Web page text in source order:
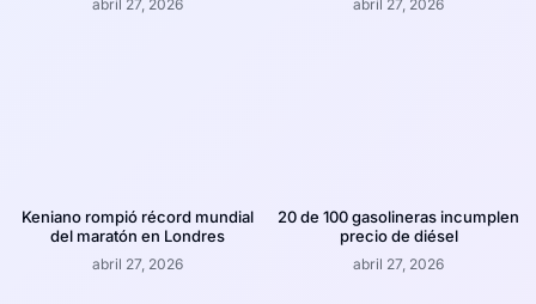
abril 27, 2026 abril 27, 2026
Keniano rompió récord mundial
del maratón en Londres
abril 27, 2026
20 de 100 gasolineras incumplen
precio de diésel
abril 27, 2026